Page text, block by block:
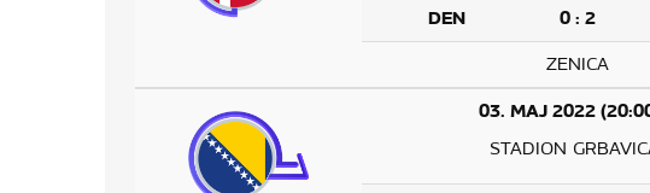
DEN 0 : 2
ZENICA
03. MAJ 2022
STADION